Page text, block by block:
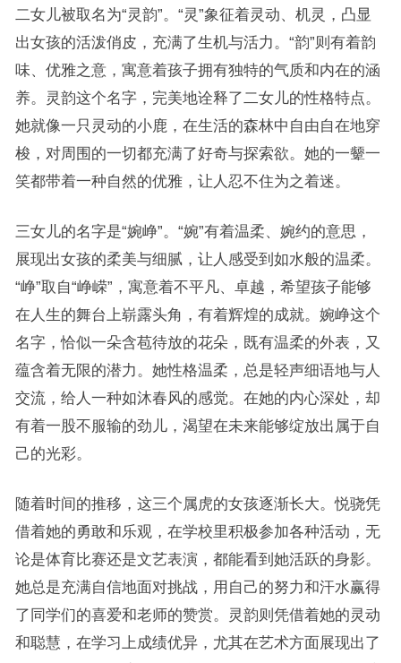
二女儿被取名为“灵韵”。“灵”象征着灵动、机灵，凸显
出女孩的活泼俏皮，充满了生机与活力。“韵”则有着韵
味、优雅之意，寓意着孩子拥有独特的气质和内在的涵
养。灵韵这个名字，完美地诠释了二女儿的性格特点。
她就像一只灵动的小鹿，在生活的森林中自由自在地穿
梭，对周围的一切都充满了好奇与探索欲。她的一颦一
笑都带着一种自然的优雅，让人忍不住为之着迷。
三女儿的名字是“婉峥”。“婉”有着温柔、婉约的意思，
展现出女孩的柔美与细腻，让人感受到如水般的温柔。
“峥”取自“峥嵘”，寓意着不平凡、卓越，希望孩子能够
在人生的舞台上崭露头角，有着辉煌的成就。婉峥这个
名字，恰似一朵含苞待放的花朵，既有温柔的外表，又
蕴含着无限的潜力。她性格温柔，总是轻声细语地与人
交流，给人一种如沐春风的感觉。在她的内心深处，却
有着一股不服输的劲儿，渴望在未来能够绽放出属于自
己的光彩。
随着时间的推移，这三个属虎的女孩逐渐长大。悦骁凭
借着她的勇敢和乐观，在学校里积极参加各种活动，无
论是体育比赛还是文艺表演，都能看到她活跃的身影。
她总是充满自信地面对挑战，用自己的努力和汗水赢得
了同学们的喜爱和老师的赞赏。灵韵则凭借着她的灵动
和聪慧，在学习上成绩优异，尤其在艺术方面展现出了